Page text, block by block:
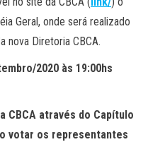
Geral, onde será realizado
nova Diretoria CBCA.
2020 às 19:00hs
CBCA através do Capítulo
votar os representantes